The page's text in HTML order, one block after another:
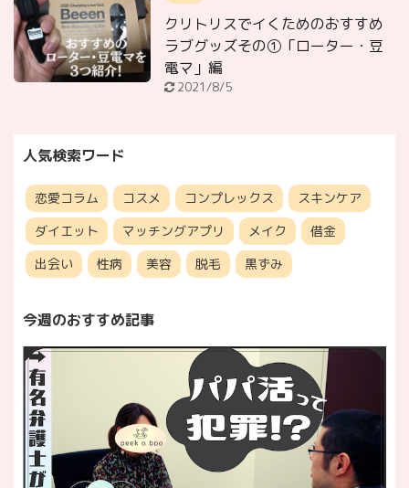
クリトリスでイくためのおすすめ
ラブグッズその①「ローター・豆
電マ」編
2021/8/5
人気検索ワード
恋愛コラム コスメ コンプレックス
スキンケア
ダイエット
マッチングアプリ メイク
借金
出会い
性病 美容 脱毛 黒ずみ
今週のおすすめ記事